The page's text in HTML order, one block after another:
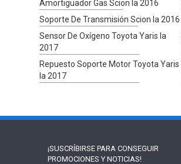
Amortiguador Gas Scion Ia 2016
Soporte De Transmisión Scion Ia 2016
Sensor De Oxígeno Toyota Yaris Ia
2017
Repuesto Soporte Motor Toyota Yaris
Ia 2017
¡SUSCRÍBIRSE PARA CONSEGUIR
PROMOCIONES Y NOTICIAS!